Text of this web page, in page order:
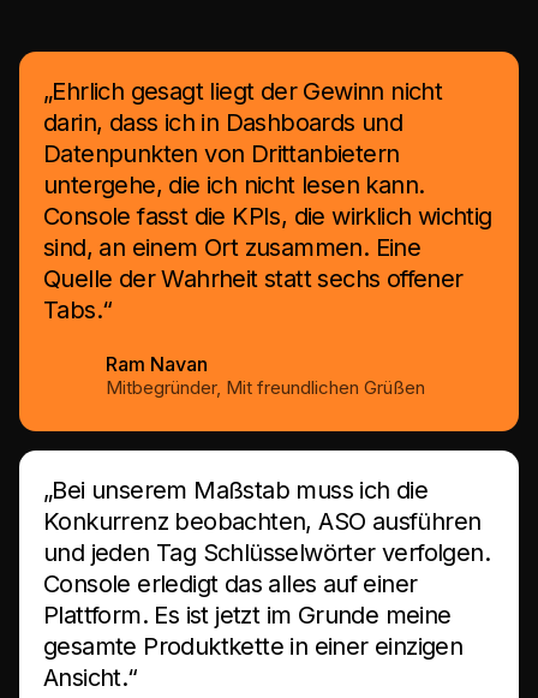
„Ehrlich gesagt liegt der Gewinn nicht
darin, dass ich in Dashboards und
Datenpunkten von Drittanbietern
untergehe, die ich nicht lesen kann.
Console fasst die KPIs, die wirklich wichtig
sind, an einem Ort zusammen. Eine
Quelle der Wahrheit statt sechs offener
Tabs.“
Ram Navan
Mitbegründer, Mit freundlichen Grüßen
„Bei unserem Maßstab muss ich die
Konkurrenz beobachten, ASO ausführen
und jeden Tag Schlüsselwörter verfolgen.
Console erledigt das alles auf einer
Plattform. Es ist jetzt im Grunde meine
gesamte Produktkette in einer einzigen
Ansicht.“